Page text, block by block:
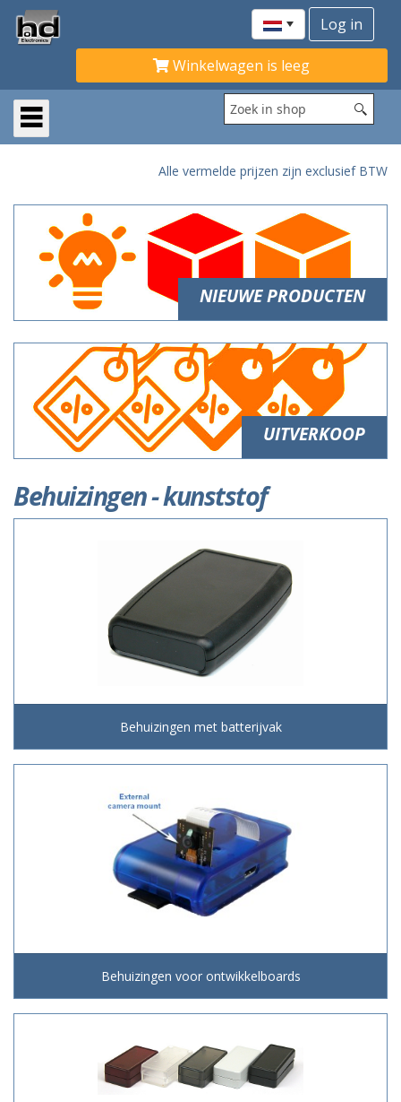
Winkelwagen is leeg
Alle vermelde prijzen zijn exclusief BTW
NIEUWE PRODUCTEN
UITVERKOOP
Behuizingen - kunststof
Behuizingen met batterijvak
Behuizingen voor ontwikkelboards